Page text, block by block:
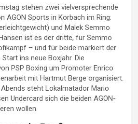
stehen zwei vielversprechende
AGON Sports in Korbach im Ring:
und Malek Semmo
ist es der dritte, für Semmo
– und für beide markiert der
ins neue Boxjahr. Die
PSP Boxing um Promoter Enrico
mit Hartmut Berge organisiert.
steht Lokalmatador Mario
Undercard sich die beiden AGON-
wollen.